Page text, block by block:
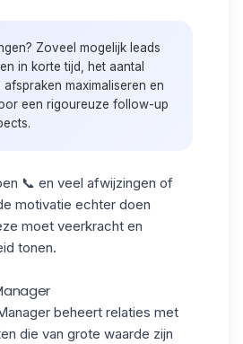
Zoveel mogelijk leads
in korte tijd, het aantal
afspraken maximaliseren en
een rigoureuze follow-up
📞 en veel afwijzingen of
motivatie echter doen
moet veerkracht en
tonen.
beheert relaties met
die van grote waarde zijn